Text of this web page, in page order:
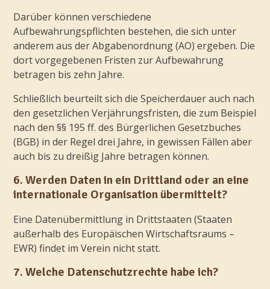
Darüber können verschiedene
Aufbewahrungspflichten bestehen, die sich unter
anderem aus der Abgabenordnung (AO) ergeben. Die
dort vorgegebenen Fristen zur Aufbewahrung
betragen bis zehn Jahre.
Schließlich beurteilt sich die Speicherdauer auch nach
den gesetzlichen Verjährungsfristen, die zum Beispiel
nach den §§ 195 ff. des Bürgerlichen Gesetzbuches
(BGB) in der Regel drei Jahre, in gewissen Fällen aber
auch bis zu dreißig Jahre betragen können.
6. Werden Daten in ein Drittland oder an eine
internationale Organisation übermittelt?
Eine Datenübermittlung in Drittstaaten (Staaten
außerhalb des Europäischen Wirtschaftsraums –
EWR) findet im Verein nicht statt.
7. Welche Datenschutzrechte habe ich?